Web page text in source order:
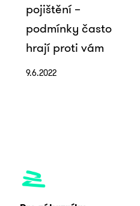
pojištění –
podmínky často
hrají proti vám
9.6.2022